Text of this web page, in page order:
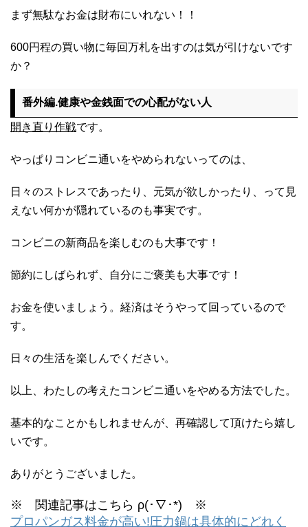
まず無駄なお金は財布にいれない！！
600円程の買い物に毎回万札を出すのは気が引けないです
か？
番外編.健康や金銭面での心配がない人
開き直り作戦です。
やっぱりコンビニ通いをやめられないってのは、
日々のストレスであったり、元気が欲しかったり、って見
えない何かが隠れているのも事実です。
コンビニの新商品を楽しむのも大事です！
節約にしばられず、自分にご褒美も大事です！
お金を使いましょう。経済はそうやって回っているので
す。
日々の生活を楽しんでください。
以上、わたしの考えたコンビニ通いをやめる方法でした。
基本的なことかもしれませんが、再確認して頂けたら嬉し
いです。
ありがとうございました。
※ 関連記事はこちら ρ(･∇･*) ※
プロパンガス料金が高い!圧力鍋は具体的にどれく